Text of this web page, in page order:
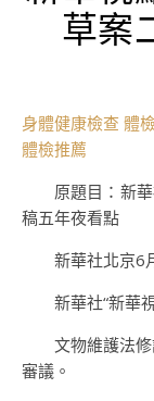
草案
身體健康檢查 體
體檢推薦
原題目：新
稿五年夜看點
新華社北京6
新華社“新華
文物維護法
審議。